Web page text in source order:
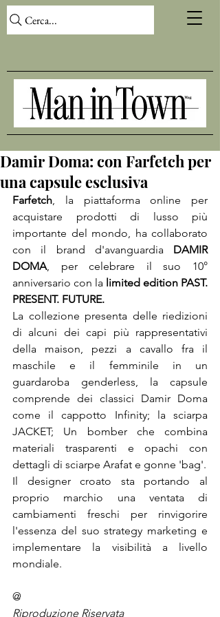
Cerca...
Damir Doma: con Farfetch per
una capsule esclusiva
Farfetch, la piattaforma online per
acquistare prodotti di lusso più
importante del mondo, ha collaborato
con il brand d'avanguardia DAMIR
DOMA, per celebrare il suo 10°
anniversario con la limited edition PAST.
PRESENT. FUTURE.
La collezione presenta delle riedizioni
di alcuni dei capi più rappresentativi
della maison, pezzi a cavallo fra il
maschile e il femminile in un
guardaroba genderless, la capsule
comprende dei classici Damir Doma
come il cappotto Infinity; la sciarpa
JACKET; Un bomber che combina
materiali trasparenti e opachi con
dettagli di sciarpe Arafat e gonne 'bag'.
Il designer croato sta portando al
proprio marchio una ventata di
cambiamenti freschi per rinvigorire
l'essenza del suo strategy marketing e
implementare la visibilità a livello
mondiale.
@
Riproduzione Riservata